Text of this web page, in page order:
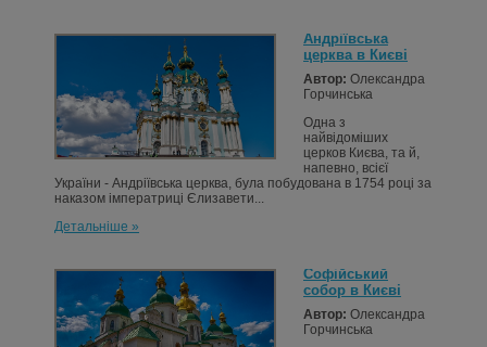
Андріївська
церква в Києві
Автор: Олександра
Горчинська
Одна з
найвідоміших
церков Києва, та й,
напевно, всієї
України - Андріївська церква, була побудована в 1754 році за
наказом імператриці Єлизавети...
Детальніше »
Софійський
собор в Києві
Автор: Олександра
Горчинська